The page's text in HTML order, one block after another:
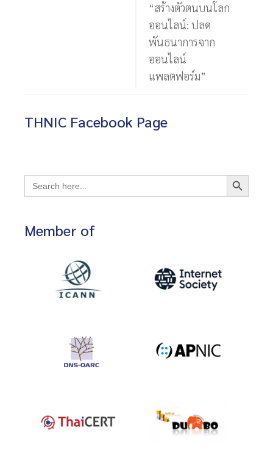
“สร้างตัวตนบนโลก
ออนไลน์: ปลด
พันธนาการจาก
ออนไลน์
แพลตฟอร์ม”
THNIC Facebook Page
Search
for:
Search Button
Member of